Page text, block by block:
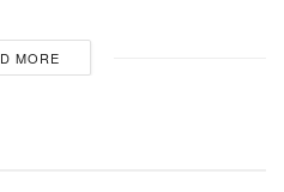
MORE